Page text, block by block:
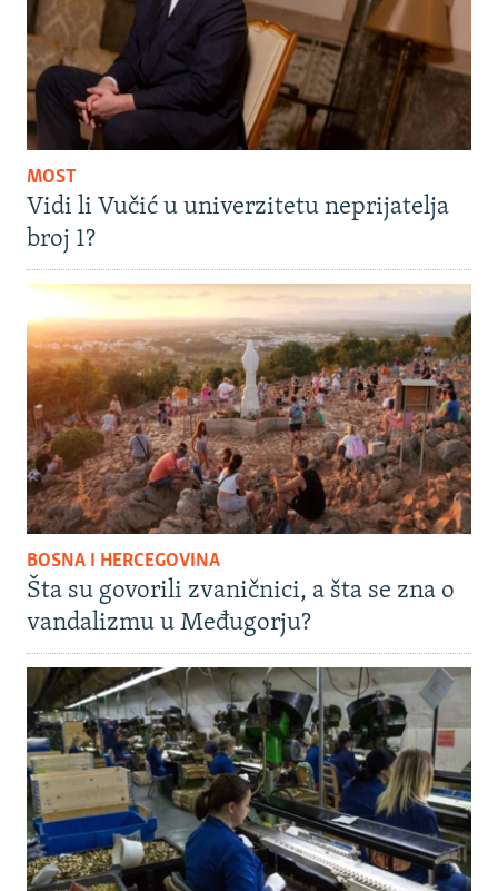
MOST
Vidi li Vučić u univerzitetu neprijatelja
broj 1?
BOSNA I HERCEGOVINA
Šta su govorili zvaničnici, a šta se zna o
vandalizmu u Međugorju?